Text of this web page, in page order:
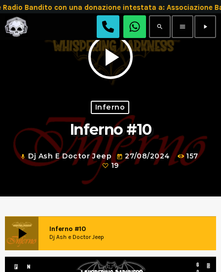
Bandito con una donazione intestata a: Associazione
search menu play_arrow
play_arrow
Inferno
Inferno #10
mic Dj Ash E Doctor Jeep today 27/08/2024
157
19
play_arrow Inferno #10
Dj Ash e Doctor Jeep